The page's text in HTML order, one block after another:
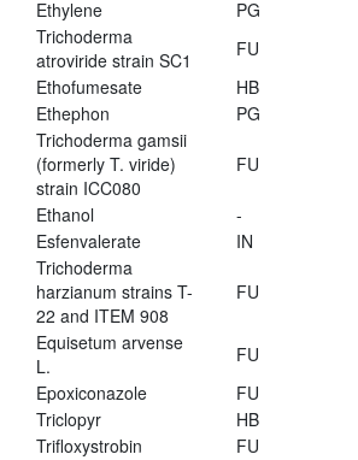
Ethylene PG
Trichoderma
atroviride strain SC1
FU
Ethofumesate
HB
Ethephon
PG
Trichoderma gamsii
(formerly T. viride)
strain ICC080
FU
Ethanol -
Esfenvalerate
IN
Trichoderma
harzianum strains T-
22 and ITEM 908
FU
Equisetum arvense
L.
FU
Epoxiconazole
FU
Triclopyr
HB
Trifloxystrobin
FU